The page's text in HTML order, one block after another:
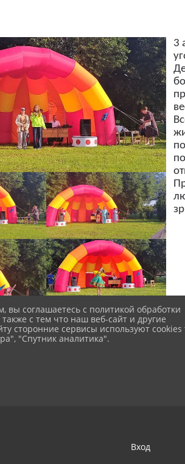
3
Вход
вы соглашаетесь с политикой обработки
с тем что наш веб-сайт и другие
сторонние сервисы используют cookies
"Спутник аналитика".